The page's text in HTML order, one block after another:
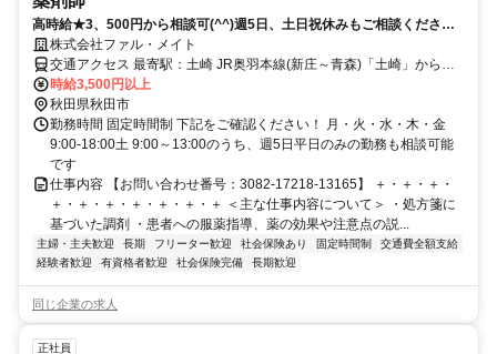
高時給★3、500円から相談可(^^)週5日、土日祝休みもご相談くださ
い！株式会社ファル・メイト
交通アクセス 最寄駅：土崎 JR奥羽本線(新庄～青森)「土崎」から徒
歩10分
時給3,500円以上
秋田県秋田市
勤務時間 固定時間制 下記をご確認ください！ 月・火・水・木・金
9:00-18:00土 9:00～13:00のうち、週5日平日のみの勤務も相談可能
です
仕事内容 【お問い合わせ番号：3082-17218-13165】 ＋・＋・＋・
＋・＋・＋・＋・＋・＋・＋ ＜主な仕事内容について＞ ・処方箋に
基づいた調剤 ・患者への服薬指導、薬の効果や注意点の説...
主婦・主夫歓迎 長期 フリーター歓迎 社会保険あり 固定時間制
交通費全額支給
経験者歓迎
有資格者歓迎 社会保険完備 長期歓迎
同じ企業の求人
正社員